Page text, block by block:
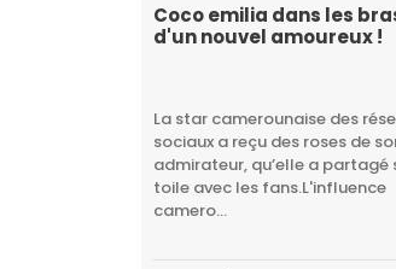
Coco emilia dans les
d'un nouvel amoureux !
La star camerounaise des
sociaux a reçu des roses de
admirateur, qu’elle a partagé
toile avec les fans.L'influence
camero...